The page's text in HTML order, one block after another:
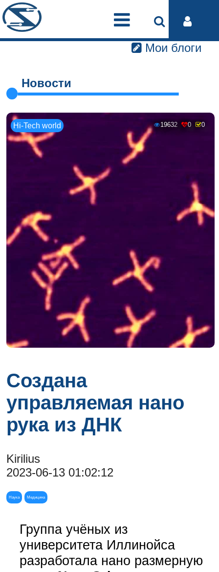
Мои блоги
Новости
Hi-Tech world 19632 0 0
Создана
управляемая нано
рука из ДНК
Kirilius
2023-06-13 01:02:12
Наука Медицина
Группа учёных из
университета Иллинойса
разработала нано размерную